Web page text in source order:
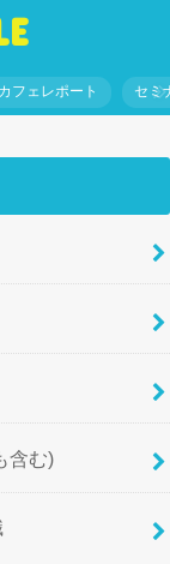
カフェレポート セミ
含む)